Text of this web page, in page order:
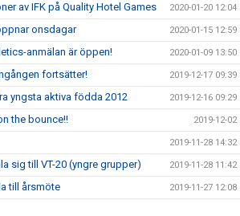
av IFK på Quality Hotel Games 2020-01-20 12:04
onsdagar 2020-01-15 12:59
anmälan är öppen! 2020-01-09 13:50
fortsätter! 2019-12-17 09:39
yngsta aktiva födda 2012 2019-12-16 09:29
the bounce!! 2019-12-02
2019-11-28 14:32
sig till VT-20 (yngre grupper) 2019-11-28 11:42
till årsmöte 2019-11-27 12:08